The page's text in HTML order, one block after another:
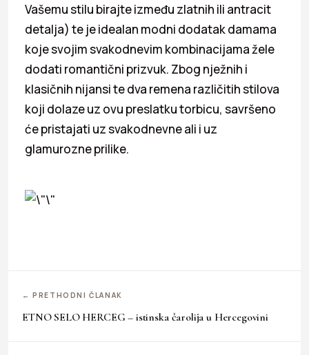
Vašemu stilu birajte između zlatnih ili antracit
detalja) te je idealan modni dodatak damama
koje svojim svakodnevim kombinacijama žele
dodati romantični prizvuk. Zbog nježnih i
klasičnih nijansi te dva remena različitih stilova
koji dolaze uz ovu preslatku torbicu, savršeno
će pristajati uz svakodnevne ali i uz
glamurozne prilike.
← PRETHODNI ČLANAK
ETNO SELO HERCEG – istinska čarolija u Hercegovini